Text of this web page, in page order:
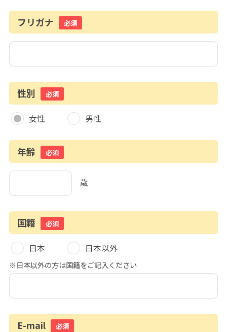
フリガナ 必須
性別 必須
女性 男性
年齢 必須
歳
国籍 必須
日本 日本以外
※日本以外の方は国籍をご記入ください
E-mail 必須